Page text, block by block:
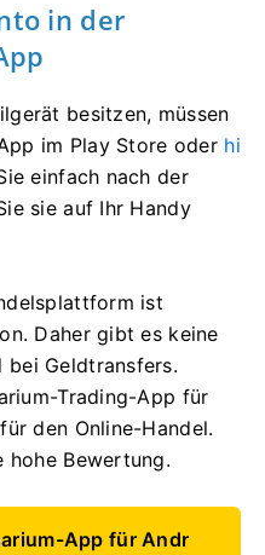
in der
besitzen, müssen
im Play Store oder hi
einfach nach der
sie auf Ihr Handy
ist
Daher gibt es keine
bei Geldtransfers.
Trading-App für
den Online-Handel.
hohe Bewertung.
App für Andr